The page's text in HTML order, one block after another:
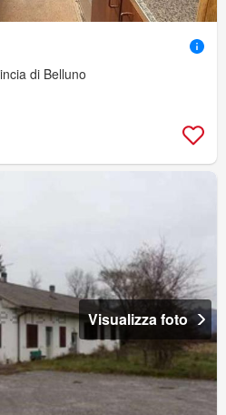
di Belluno
Visualizza foto